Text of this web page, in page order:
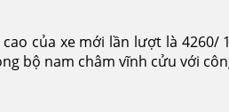
của xe mới lần lượt là 4260/
bộ nam châm vĩnh cửu với